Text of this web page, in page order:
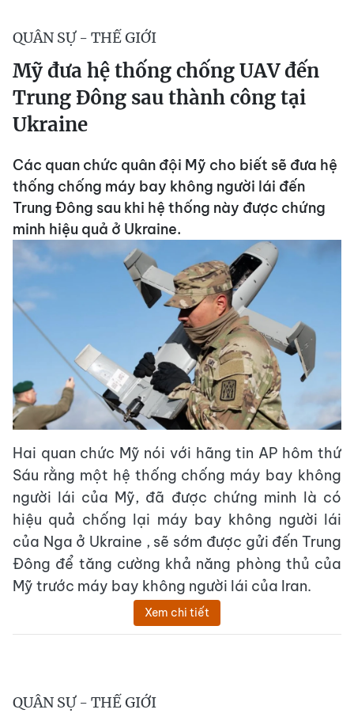
QUÂN SỰ - THẾ GIỚI
Mỹ đưa hệ thống chống UAV đến
Trung Đông sau thành công tại
Ukraine
Các quan chức quân đội Mỹ cho biết sẽ đưa hệ
thống chống máy bay không người lái đến
Trung Đông sau khi hệ thống này được chứng
minh hiệu quả ở Ukraine.
Hai quan chức Mỹ nói với hãng tin AP hôm thứ
Sáu rằng một hệ thống chống máy bay không
người lái của Mỹ, đã được chứng minh là có
hiệu quả chống lại máy bay không người lái
của Nga ở Ukraine , sẽ sớm được gửi đến Trung
Đông để tăng cường khả năng phòng thủ của
Mỹ trước máy bay không người lái của Iran.
Xem chi tiết
QUÂN SỰ - THẾ GIỚI